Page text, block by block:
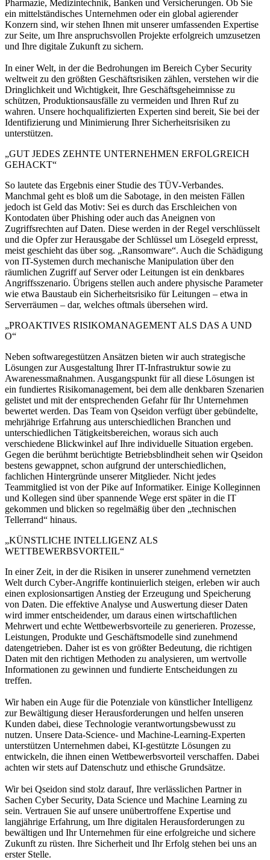
Pharmazie, Medizintechnik, Banken und Versicherungen. Ob Sie
ein mittelständisches Unternehmen oder ein global agierender
Konzern sind, wir stehen Ihnen mit unserer umfassenden Expertise
zur Seite, um Ihre anspruchsvollen Projekte erfolgreich umzusetzen
und Ihre digitale Zukunft zu sichern.
In einer Welt, in der die Bedrohungen im Bereich Cyber Security
weltweit zu den größten Geschäftsrisiken zählen, verstehen wir die
Dringlichkeit und Wichtigkeit, Ihre Geschäftsgeheimnisse zu
schützen, Produktionsausfälle zu vermeiden und Ihren Ruf zu
wahren. Unsere hochqualifizierten Experten sind bereit, Sie bei der
Identifizierung und Minimierung Ihrer Sicherheitsrisiken zu
unterstützen.
„GUT JEDES ZEHNTE UNTERNEHMEN ERFOLGREICH
GEHACKT“
So lautete das Ergebnis einer Studie des TÜV-Verbandes.
Manchmal geht es bloß um die Sabotage, in den meisten Fällen
jedoch ist Geld das Motiv: Sei es durch das Erschleichen von
Kontodaten über Phishing oder auch das Aneignen von
Zugriffsrechten auf Daten. Diese werden in der Regel verschlüsselt
und die Opfer zur Herausgabe der Schlüssel um Lösegeld erpresst,
meist geschieht das über sog. „Ransomware“. Auch die Schädigung
von IT-Systemen durch mechanische Manipulation über den
räumlichen Zugriff auf Server oder Leitungen ist ein denkbares
Angriffsszenario. Übrigens stellen auch andere physische Parameter
wie etwa Baustaub ein Sicherheitsrisiko für Leitungen – etwa in
Serverräumen – dar, welches oftmals übersehen wird.
„PROAKTIVES RISIKOMANAGEMENT ALS DAS A UND
O“
Neben softwaregestützen Ansätzen bieten wir auch strategische
Lösungen zur Ausgestaltung Ihrer IT-Infrastruktur sowie zu
Awarenessmaßnahmen. Ausgangspunkt für all diese Lösungen ist
ein fundiertes Risikomanagement, bei dem alle denkbaren Szenarien
gelistet und mit der entsprechenden Gefahr für Ihr Unternehmen
bewertet werden. Das Team von Qseidon verfügt über gebündelte,
mehrjährige Erfahrung aus unterschiedlichen Branchen und
unterschiedlichen Tätigkeitsbereichen, woraus sich auch
verschiedene Blickwinkel auf Ihre individuelle Situation ergeben.
Gegen die berühmt berüchtigte Betriebsblindheit sehen wir Qseidon
bestens gewappnet, schon aufgrund der unterschiedlichen,
fachlichen Hintergründe unserer Mitglieder. Nicht jedes
Teammitglied ist von der Pike auf Informatiker. Einige Kolleginnen
und Kollegen sind über spannende Wege erst später in die IT
gekommen und blicken so regelmäßig über den „technischen
Tellerrand“ hinaus.
„KÜNSTLICHE INTELLIGENZ ALS
WETTBEWERBSVORTEIL“
In einer Zeit, in der die Risiken in unserer zunehmend vernetzten
Welt durch Cyber-Angriffe kontinuierlich steigen, erleben wir auch
einen explosionsartigen Anstieg der Erzeugung und Speicherung
von Daten. Die effektive Analyse und Auswertung dieser Daten
wird immer entscheidender, um daraus einen wirtschaftlichen
Mehrwert und echte Wettbewerbsvorteile zu generieren. Prozesse,
Leistungen, Produkte und Geschäftsmodelle sind zunehmend
datengetrieben. Daher ist es von größter Bedeutung, die richtigen
Daten mit den richtigen Methoden zu analysieren, um wertvolle
Informationen zu gewinnen und fundierte Entscheidungen zu
treffen.
Wir haben ein Auge für die Potenziale von künstlicher Intelligenz
zur Bewältigung dieser Herausforderungen und helfen unseren
Kunden dabei, diese Technologie verantwortungsbewusst zu
nutzen. Unsere Data-Science- und Machine-Learning-Experten
unterstützen Unternehmen dabei, KI-gestützte Lösungen zu
entwickeln, die ihnen einen Wettbewerbsvorteil verschaffen. Dabei
achten wir stets auf Datenschutz und ethische Grundsätze.
Wir bei Qseidon sind stolz darauf, Ihre verlässlichen Partner in
Sachen Cyber Security, Data Science und Machine Learning zu
sein. Vertrauen Sie auf unsere unübertroffene Expertise und
langjährige Erfahrung, um Ihre digitalen Herausforderungen zu
bewältigen und Ihr Unternehmen für eine erfolgreiche und sichere
Zukunft zu rüsten. Ihre Sicherheit und Ihr Erfolg stehen bei uns an
erster Stelle.